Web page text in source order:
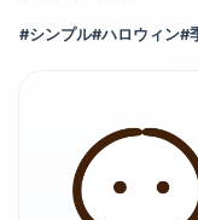
#シンプル#ハロウィン#